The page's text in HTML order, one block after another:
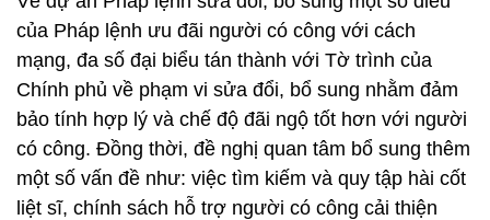
của Pháp lệnh ưu đãi người có công với cách
mạng, đa số đại biểu tán thành với Tờ trình của
Chính phủ về phạm vi sửa đổi, bổ sung nhằm đảm
bảo tính hợp lý và chế độ đãi ngộ tốt hơn với người
có công. Đồng thời, đề nghị quan tâm bổ sung thêm
một số vấn đề như: việc tìm kiếm và quy tập hài cốt
liệt sĩ, chính sách hỗ trợ người có công cải thiện